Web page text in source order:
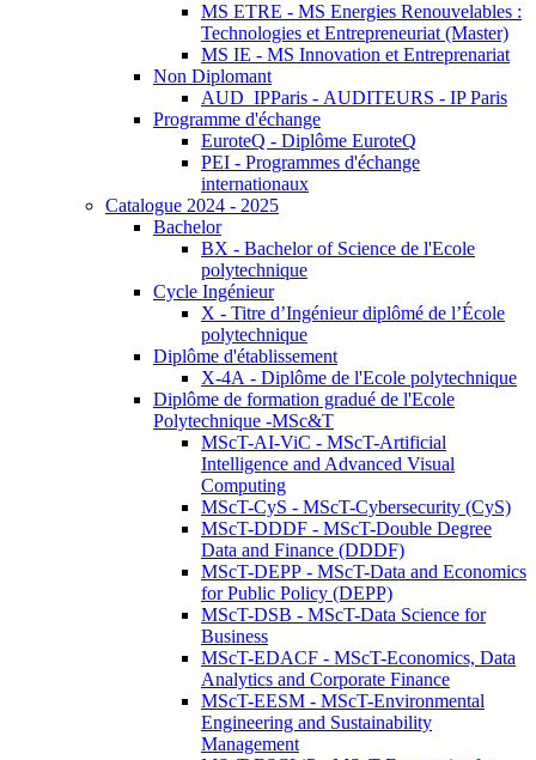
MS ETRE - MS Energies Renouvelables :
Technologies et Entrepreneuriat (Master)
MS IE - MS Innovation et Entreprenariat
Non Diplomant
AUD_IPParis - AUDITEURS - IP Paris
Programme d'échange
EuroteQ - Diplôme EuroteQ
PEI - Programmes d'échange
internationaux
Catalogue 2024 - 2025
Bachelor
BX - Bachelor of Science de l'Ecole
polytechnique
Cycle Ingénieur
X - Titre d’Ingénieur diplômé de l’École
polytechnique
Diplôme d'établissement
X-4A - Diplôme de l'Ecole polytechnique
Diplôme de formation gradué de l'Ecole
Polytechnique -MSc&T
MScT-AI-ViC - MScT-Artificial
Intelligence and Advanced Visual
Computing
MScT-CyS - MScT-Cybersecurity (CyS)
MScT-DDDF - MScT-Double Degree
Data and Finance (DDDF)
MScT-DEPP - MScT-Data and Economics
for Public Policy (DEPP)
MScT-DSB - MScT-Data Science for
Business
MScT-EDACF - MScT-Economics, Data
Analytics and Corporate Finance
MScT-EESM - MScT-Environmental
Engineering and Sustainability
Management